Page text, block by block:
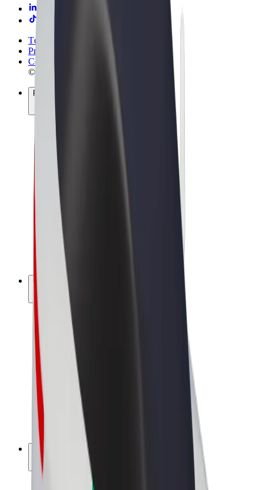
Términos y Condiciones
Privacidad
Cookies
© 2026 Bolt Technology OÜ
Productos
Viajes
Patinetes
Bolt Market
Bolt Food
Bolt Drive
Bolt para empresas
Bicis
Bolt Plus
Colabora con Bolt
Conductores
Ingresos de conductor/a
Repartidores
Ingresos de repartidor
Comercios de Bolt Food
Franquicias
Empresa
Trabaja con nosotros